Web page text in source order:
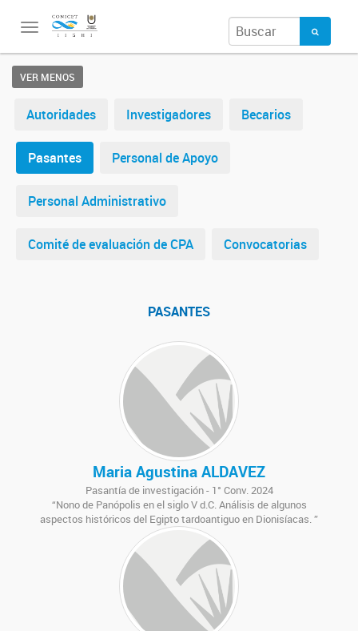
Toggle
VER MENOS
Autoridades Investigadores Becarios
Pasantes Personal de Apoyo
Personal Administrativo
Comité de evaluación de CPA Convocatorias
PASANTES
Maria Agustina ALDAVEZ
Pasantía de investigación - 1° Conv. 2024
“Nono de Panópolis en el siglo V d.C. Análisis de algunos
aspectos históricos del Egipto tardoantiguo en Dionisíacas. ”